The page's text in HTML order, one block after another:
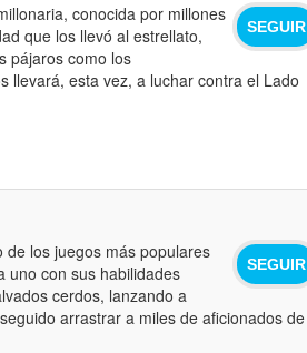
SEGUIR
conocida por millones
que los llevó al estrellato,
pájaros como los
llevará, esta vez, a luchar contra el Lado
SEGUIR
los juegos más populares
uno con sus habilidades
cerdos, lanzando a
arrastrar a miles de aficionados de